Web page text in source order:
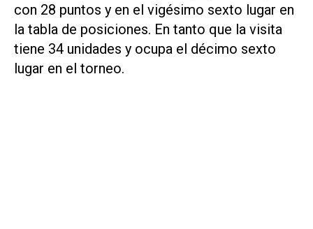
con 28 puntos y en el vigésimo sexto lugar en
la tabla de posiciones. En tanto que la visita
tiene 34 unidades y ocupa el décimo sexto
lugar en el torneo.